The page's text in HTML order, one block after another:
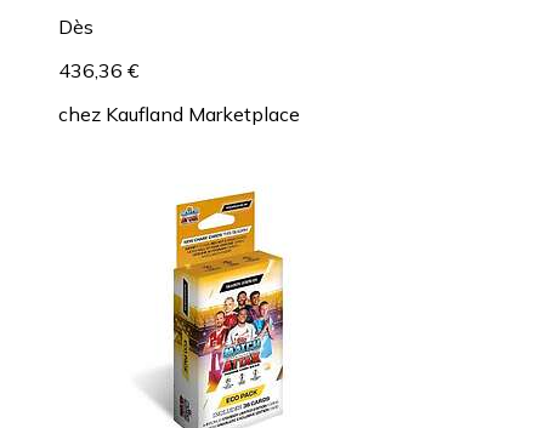
Dès
436,36 €
chez Kaufland Marketplace